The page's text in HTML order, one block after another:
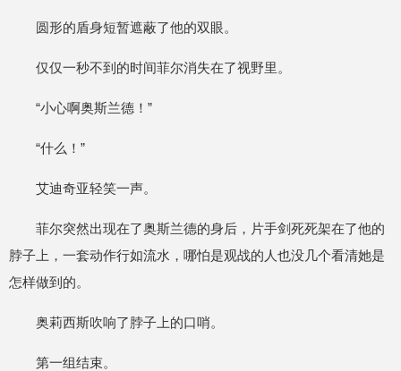
圆形的盾身短暂遮蔽了他的双眼。
仅仅一秒不到的时间菲尔消失在了视野里。
“小心啊奥斯兰德！”
“什么！”
艾迪奇亚轻笑一声。
菲尔突然出现在了奥斯兰德的身后，片手剑死死架在了他的
脖子上，一套动作行如流水，哪怕是观战的人也没几个看清她是
怎样做到的。
奥莉西斯吹响了脖子上的口哨。
第一组结束。